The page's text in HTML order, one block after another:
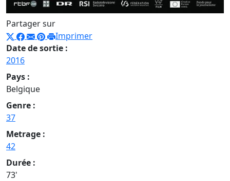
Partager sur
Imprimer
Date de sortie :
2016
Pays :
Belgique
Genre :
37
Metrage :
42
Durée :
73'